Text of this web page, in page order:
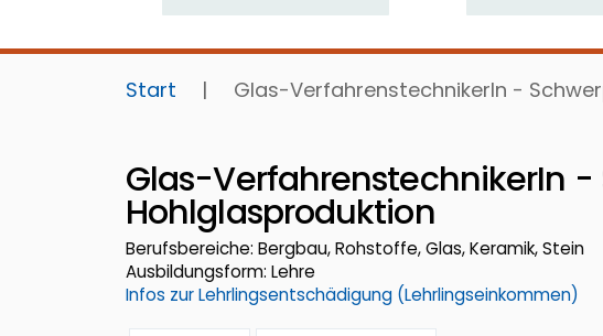
Start | Glas-VerfahrenstechnikerIn -
Glas-VerfahrenstechnikerIn
Hohlglasproduktion
Berufsbereiche: Bergbau, Rohstoffe, Glas, Keramik, Stein
Ausbildungsform: Lehre
Infos zur Lehrlingsentschädigung (Lehrlingseinkommen)